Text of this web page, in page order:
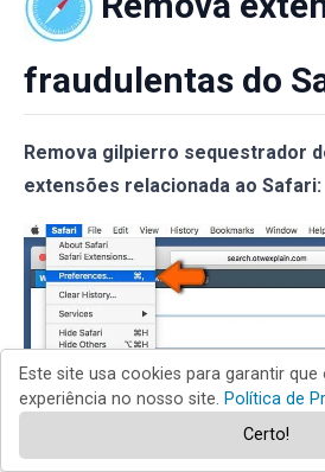
fraudulentas do
Remova gilpierro sequestrador
extensões relacionada ao Safari:
Este site usa cookies para garantir
experiência no nosso site. Política de
Certo!